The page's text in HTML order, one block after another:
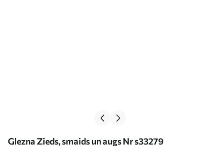
Glezna Zieds, smaids un augs Nr s33279